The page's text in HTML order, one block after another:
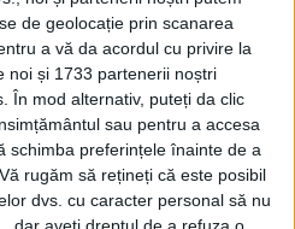
de geolocație prin scanarea
a vă da acordul cu privire la
noi și 1733 partenerii noștri
În mod alternativ, puteți da clic
sau pentru a accesa
schimba preferințele înainte de a
Vă rugăm să rețineți că este posibil
dvs. cu caracter personal să nu